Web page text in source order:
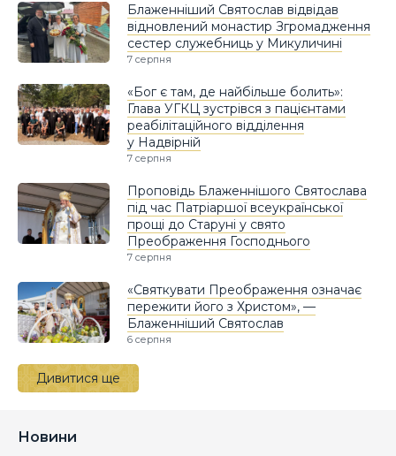
Блаженніший Святослав відвідав
відновлений монастир Згромадження
сестер служебниць у Микуличині
7 серпня
«Бог є там, де найбільше болить»:
Глава УГКЦ зустрівся з пацієнтами
реабілітаційного відділення
у Надвірній
7 серпня
Проповідь Блаженнішого Святослава
під час Патріаршої всеукраїнської
прощі до Старуні у свято
Преображення Господнього
7 серпня
«Святкувати Преображення означає
пережити його з Христом», —
Блаженніший Святослав
6 серпня
Дивитися ще
Новини